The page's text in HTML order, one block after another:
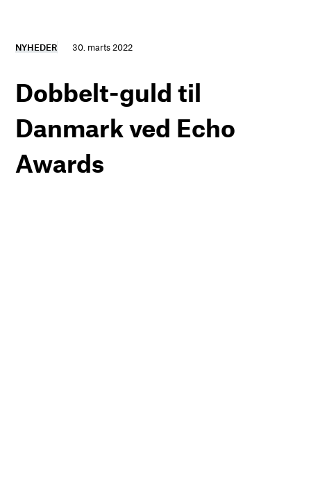
NYHEDER 30. marts 2022
Dobbelt-guld til
Danmark ved Echo
Awards